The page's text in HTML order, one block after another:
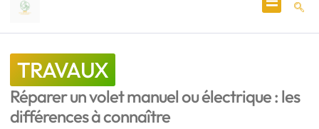
TRAVAUX
Réparer un volet manuel ou électrique : les
différences à connaître